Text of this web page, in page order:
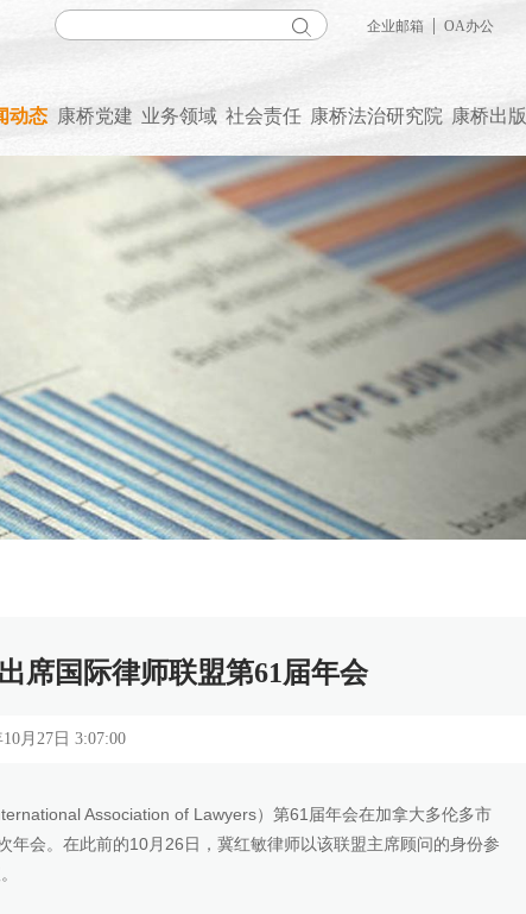
企业邮箱 | OA办公
动态 康桥党建 业务领域 社会责任 康桥法治研究院 康桥出版
席国际律师联盟第61届年会
月27日 3:07:00
Association of Lawyers）第61届年会在加拿大多伦多市
会。在此前的10月26日，冀红敏律师以该联盟主席顾问的身份参